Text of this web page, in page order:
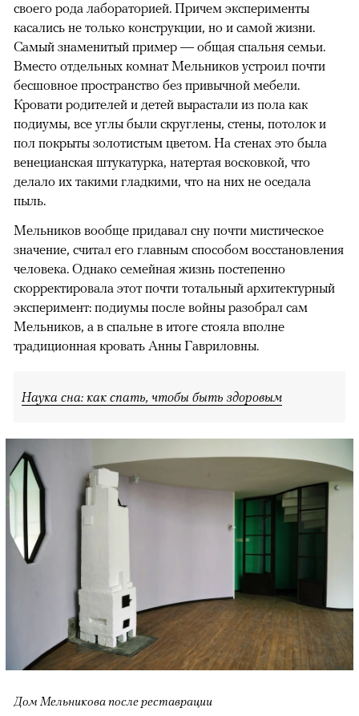
своего рода лабораторией. Причем эксперименты
касались не только конструкции, но и самой жизни.
Самый знаменитый пример — общая спальня семьи.
Вместо отдельных комнат Мельников устроил почти
бесшовное пространство без привычной мебели.
Кровати родителей и детей вырастали из пола как
подиумы, все углы были скруглены, стены, потолок и
пол покрыты золотистым цветом. На стенах это была
венецианская штукатурка, натертая восковкой, что
делало их такими гладкими, что на них не оседала
пыль.
Мельников вообще придавал сну почти мистическое
значение, считал его главным способом восстановления
человека. Однако семейная жизнь постепенно
скорректировала этот почти тотальный архитектурный
эксперимент: подиумы после войны разобрал сам
Мельников, а в спальне в итоге стояла вполне
традиционная кровать Анны Гавриловны.
Наука сна: как спать, чтобы быть здоровым
Дом Мельникова после реставрации